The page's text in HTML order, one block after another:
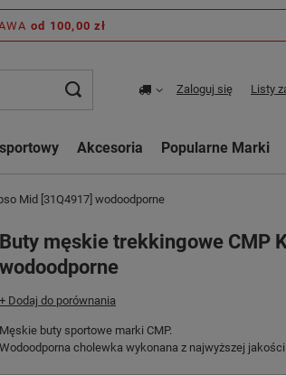
od 100,00 zł
Zaloguj się Listy
Akcesoria Popularne Marki
Mid [31Q4917] wodoodporne
Buty męskie trekkingowe CMP
wodoodporne
+ Dodaj do porównania
Męskie buty sportowe marki CMP.
Wodoodporna cholewka wykonana z najwyższej